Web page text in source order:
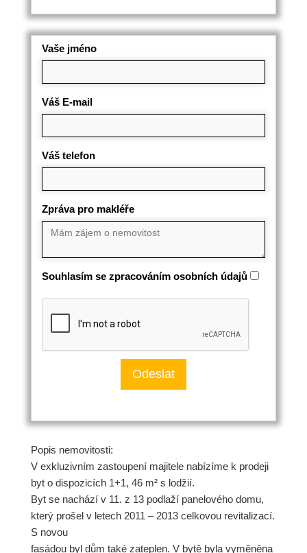
Vaše jméno
Váš E-mail
Váš telefon
Zpráva pro makléře
Souhlasím se zpracováním osobních údajů
Popis nemovitosti:
V exkluzivním zastoupení majitele nabízíme k prodeji
byt o dispozicích 1+1, 46 m² s lodžií.
Byt se nachází v 11. z 13 podlaží panelového domu,
který prošel v letech 2011 – 2013 celkovou revitalizací.
S novou
fasádou byl dům také zateplen. V bytě byla vyměněna